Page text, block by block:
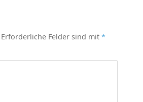
Erforderliche Felder sind mit *